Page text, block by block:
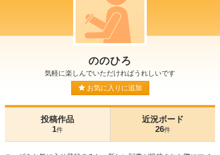
ののひろ
気軽に楽しんでいただければうれしいです
お気に入りに追加
投稿作品
1件
近況ボード
26件